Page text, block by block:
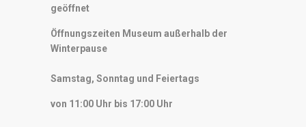
geöffnet
Öffnungszeiten Museum außerhalb der
Winterpause
Samstag, Sonntag und Feiertags
von 11:00 Uhr bis 17:00 Uhr